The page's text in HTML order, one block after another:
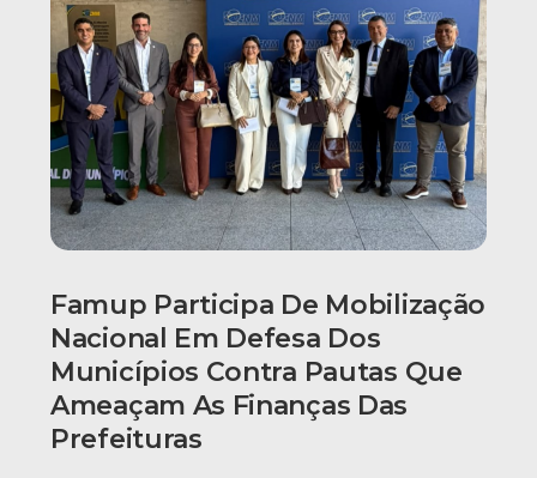
Famup Participa De Mobilização
Nacional Em Defesa Dos
Municípios Contra Pautas Que
Ameaçam As Finanças Das
Prefeituras